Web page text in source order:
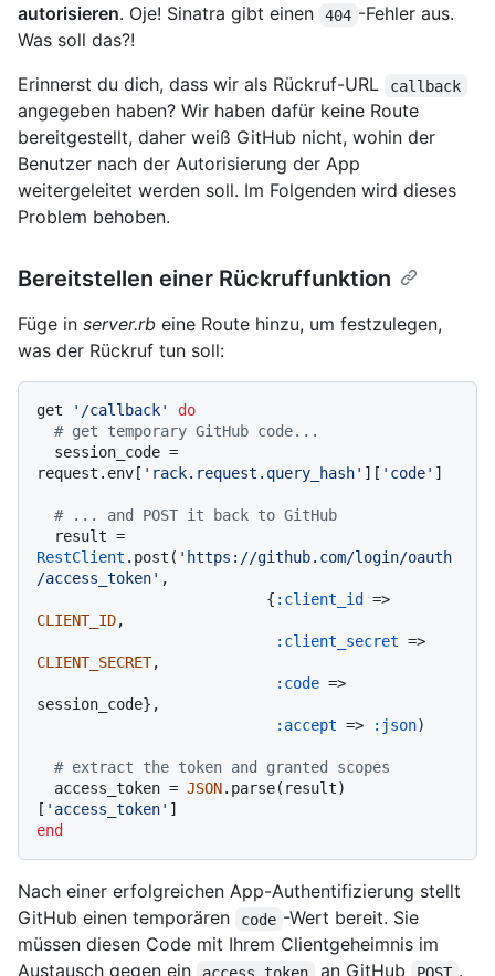
autorisieren. Oje! Sinatra gibt einen 404 -Fehler aus.
Was soll das?!
Erinnerst du dich, dass wir als Rückruf-URL
callback
angegeben haben? Wir haben dafür keine Route
bereitgestellt, daher weiß GitHub nicht, wohin der
Benutzer nach der Autorisierung der App
weitergeleitet werden soll. Im Folgenden wird dieses
Problem behoben.
Bereitstellen einer Rückruffunktion
Füge in server.rb eine Route hinzu, um festzulegen,
was der Rückruf tun soll:
get '/callback'
do
# get temporary GitHub code...
request.env[ 'rack.request.query_hash' ][ 'code' ]
# ... and POST it back to GitHub
RestClient .post( 'https://github.com/login/oauth
/access_token' ,
                          {
:client_id
CLIENT_ID,
:client_secret
CLIENT_SECRET,
:code =>
session_code},
:accept => :json)
# extract the token and granted scopes
  access_token =
JSON.parse(result)
[ 'access_token'
end
Nach einer erfolgreichen App-Authentifizierung stellt
GitHub einen temporären
code -Wert bereit. Sie
müssen diesen Code mit Ihrem Clientgeheimnis im
Austausch gegen ein
access_token an GitHub POST .